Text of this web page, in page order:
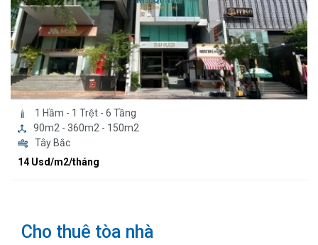
1 Hầm - 1 Trệt - 6 Tầng
90m2 - 360m2 - 150m2
Tây Bắc
14 Usd/m2/tháng
Cho thuê tòa nhà